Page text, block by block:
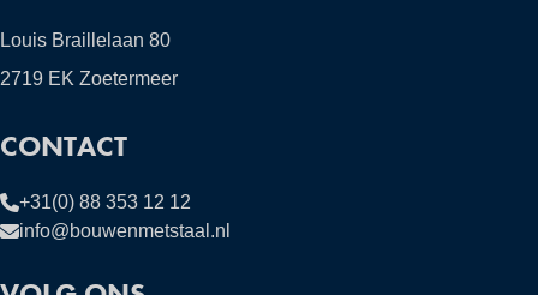
Louis Braillelaan 80
2719 EK Zoetermeer
CONTACT
+31(0) 88 353 12 12
info@bouwenmetstaal.nl